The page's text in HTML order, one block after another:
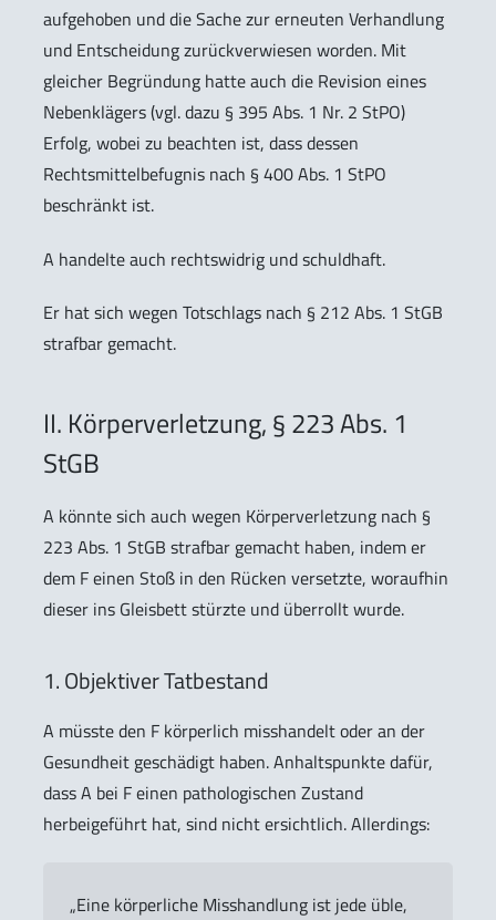
aufgehoben und die Sache zur erneuten Verhandlung
und Entscheidung zurückverwiesen worden. Mit
gleicher Begründung hatte auch die Revision eines
Nebenklägers (vgl. dazu § 395 Abs. 1 Nr. 2 StPO)
Erfolg, wobei zu beachten ist, dass dessen
Rechtsmittelbefugnis nach § 400 Abs. 1 StPO
beschränkt ist.
A handelte auch rechtswidrig und schuldhaft.
Er hat sich wegen Totschlags nach § 212 Abs. 1 StGB
strafbar gemacht.
II. Körperverletzung, § 223 Abs. 1
StGB
A könnte sich auch wegen Körperverletzung nach §
223 Abs. 1 StGB strafbar gemacht haben, indem er
dem F einen Stoß in den Rücken versetzte, woraufhin
dieser ins Gleisbett stürzte und überrollt wurde.
1. Objektiver Tatbestand
A müsste den F körperlich misshandelt oder an der
Gesundheit geschädigt haben. Anhaltspunkte dafür,
dass A bei F einen pathologischen Zustand
herbeigeführt hat, sind nicht ersichtlich. Allerdings:
„Eine körperliche Misshandlung ist jede üble,